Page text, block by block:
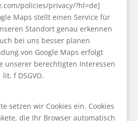
policies/privacy/?hl=de]
Maps stellt einen Service für
Standort genau erkennen
bei uns besser planen
von Google Maps erfolgt
unserer berechtigten Interessen
f DSGVO.
setzen wir Cookies ein. Cookies
die Ihr Browser automatisch